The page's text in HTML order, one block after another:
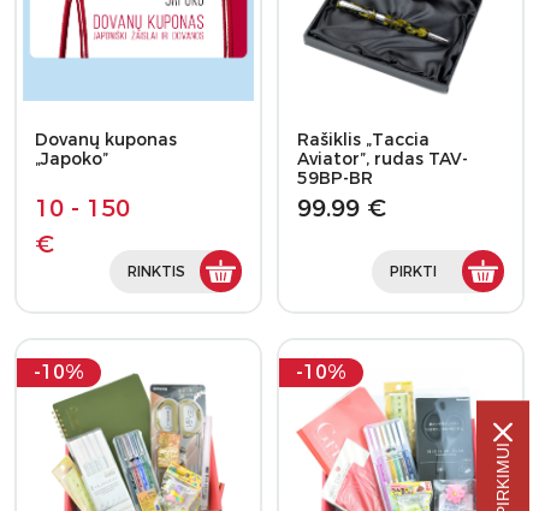
Dovanų kuponas
„Japoko”
10 - 150
€
RINKTIS
Rašiklis „Taccia
Aviator”, rudas TAV-
59BP-BR
99.99 €
PIRKTI
-10% -10%